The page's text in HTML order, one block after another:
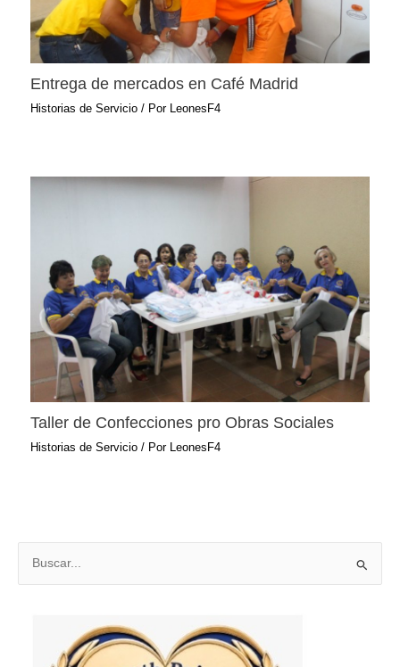
Entrega de mercados en Café Madrid
Historias de Servicio / Por LeonesF4
Taller de Confecciones pro Obras Sociales
Historias de Servicio / Por LeonesF4